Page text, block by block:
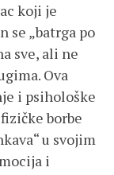
koji je
se „batrga po
sve, ali ne
Ova
i psihološke
borbe
u svojim
i